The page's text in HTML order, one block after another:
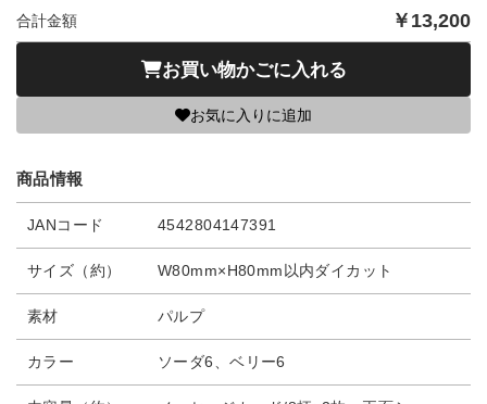
合計金額 ￥ 13,200
お買い物かごに入れる
お気に入りに追加
商品情報
JANコード 4542804147391
サイズ（約） W80mm×H80mm以内ダイカット
素材 パルプ
カラー ソーダ6、ベリー6